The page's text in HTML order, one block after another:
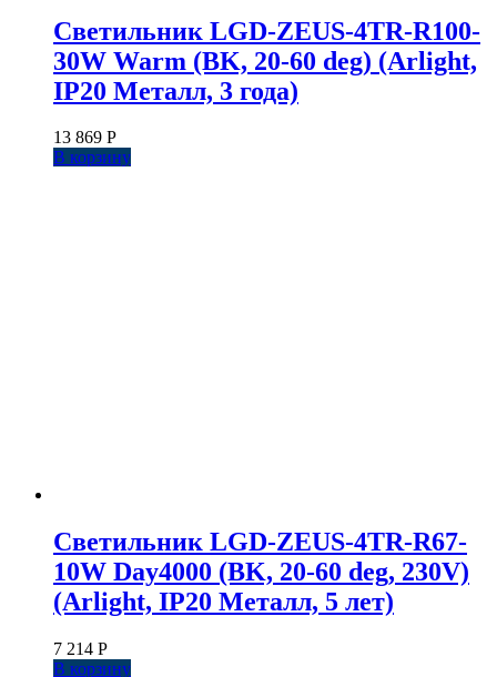
Светильник LGD-ZEUS-4TR-R100-
30W Warm (BK, 20-60 deg) (Arlight,
IP20 Металл, 3 года)
13 869 Р
В корзину
Светильник LGD-ZEUS-4TR-R67-
10W Day4000 (BK, 20-60 deg, 230V)
(Arlight, IP20 Металл, 5 лет)
7 214 Р
В корзину